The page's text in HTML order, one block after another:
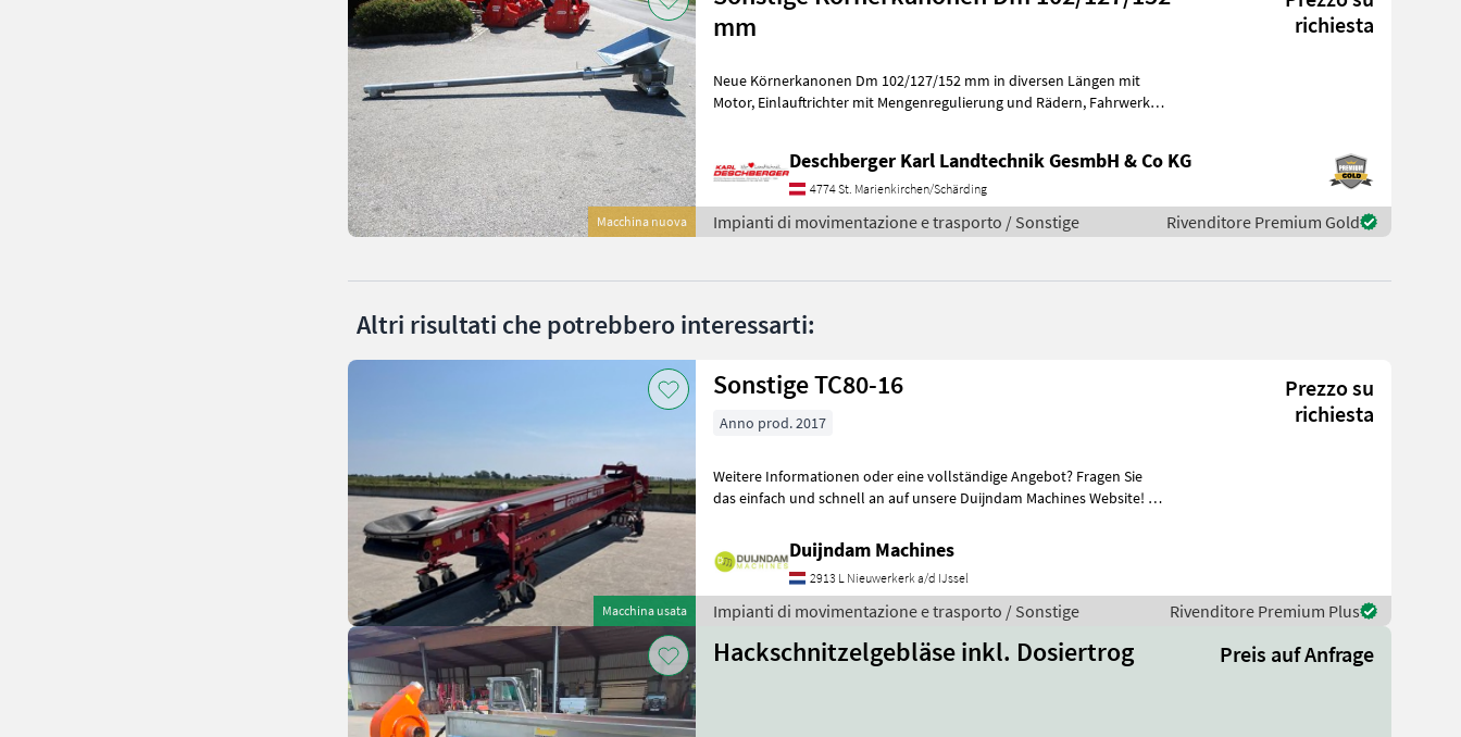
Macchina nuova
mm
richiesta
Neue Körnerkanonen Dm 102/127/152 mm in diversen Längen mit
Motor, Einlauftrichter mit Mengenregulierung und Rädern, Fahrwerk
Deschberger Karl Landtechnik GesmbH & Co KG
4774 St. Marienkirchen/Schärding
Impianti di movimentazione e trasporto / Sonstige Rivenditore Premium Gold
Altri risultati che potrebbero interessarti:
Macchina usata
Sonstige TC80-16
Prezzo su
richiesta
Anno prod. 2017
Weitere Informationen oder eine vollständige Angebot? Fragen Sie
das einfach und schnell an auf unsere Duijndam Machines Website! Sie
Duijndam Machines
2913 L Nieuwerkerk a/d IJssel
Impianti di movimentazione e trasporto / Sonstige Rivenditore Premium Plus
Hackschnitzelgebläse inkl. Dosiertrog Preis auf Anfrage